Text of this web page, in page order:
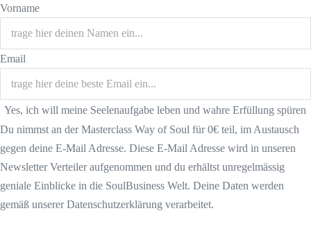
Vorname
Email
Yes, ich will meine Seelenaufgabe leben und wahre Erfüllung spüren
Du nimmst an der Masterclass Way of Soul für 0€ teil, im Austausch
gegen deine E-Mail Adresse. Diese E-Mail Adresse wird in unseren
Newsletter Verteiler aufgenommen und du erhältst unregelmässig
geniale Einblicke in die SoulBusiness Welt. Deine Daten werden
gemäß unserer Datenschutzerklärung verarbeitet.